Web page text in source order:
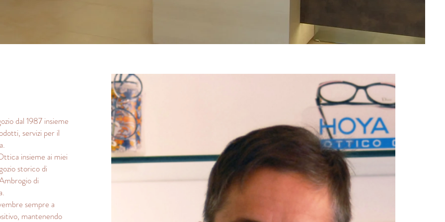
dal 1987 insieme
servizi per il
insieme ai miei
storico di
di
sempre a
mantenendo